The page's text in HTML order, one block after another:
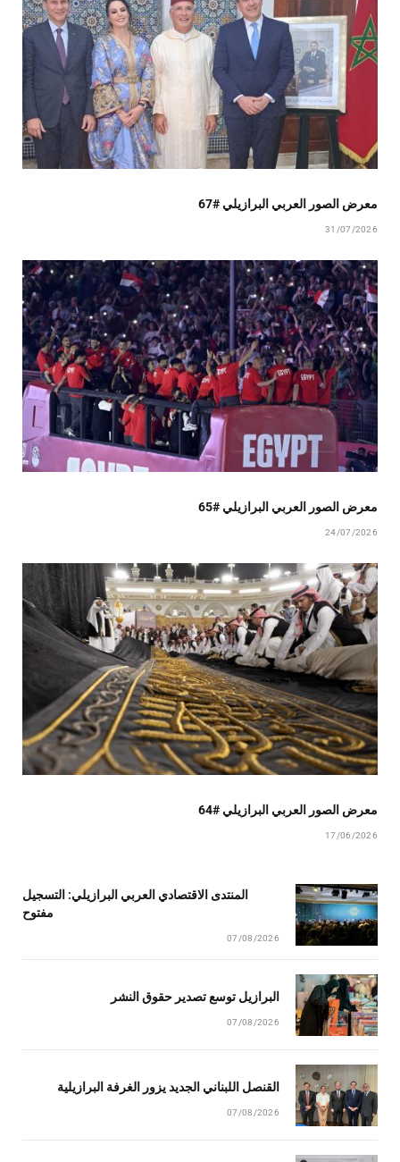
معرض الصور العربي البرازيلي #67
31/07/2026
معرض الصور العربي البرازيلي #65
24/07/2026
معرض الصور العربي البرازيلي #64
17/06/2026
المنتدى الاقتصادي العربي البرازيلي: التسجيل
مفتوح
07/08/2026
البرازيل توسع تصدير حقوق النشر
07/08/2026
القنصل اللبناني الجديد يزور الغرفة البرازيلية
07/08/2026